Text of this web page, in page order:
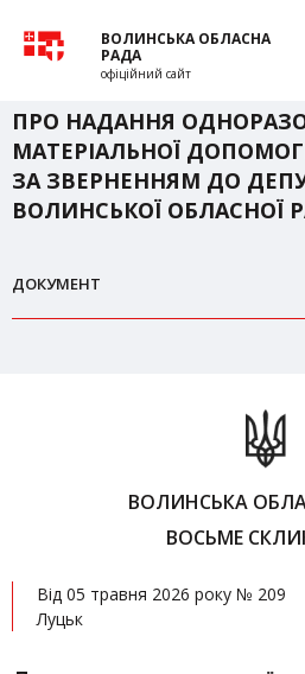
ВОЛИНСЬКА ОБЛАСНА
РАДА
офіційний сайт
ПРО НАДАННЯ
МАТЕРІАЛЬНОЇ
ЗА ЗВЕРНЕННЯМ ДО
ВОЛИНСЬКОЇ ОБЛАСНОЇ
ДОКУМЕНТ
ВОЛИНСЬКА
ВОСЬМЕ
Від 05 травня 2026 року № 209
Луцьк